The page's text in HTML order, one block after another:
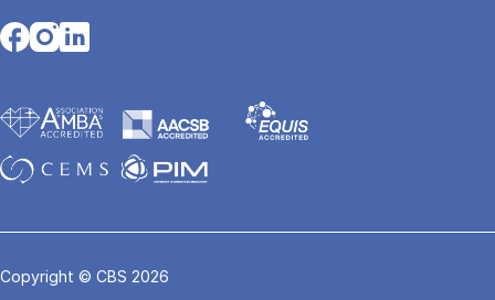
Opens in a new tab
Opens in a new tab
Opens in a new tab
Copyright © CBS 2026